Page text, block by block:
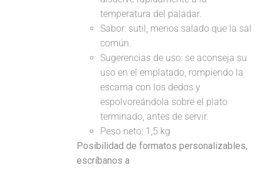
temperatura del paladar.
Sabor: sutil, menos salado que la sal
común.
Sugerencias de uso: se aconseja su
uso en el emplatado, rompiendo la
escama con los dedos y
espolvoreándola sobre el plato
terminado, antes de servir.
Peso neto: 1,5 kg
Posibilidad de formatos personalizables,
escríbanos a